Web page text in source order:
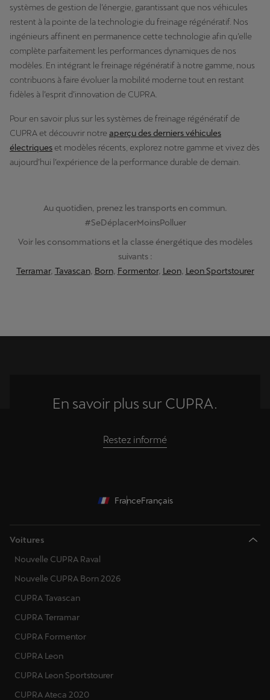
systèmes de gestion de l’énergie, garantissant que nos véhicules
restent à la pointe de la technologie du freinage régénératif. Nos
ingénieurs affinent en permanence cette technologie afin qu’elle
complète parfaitement les performances dynamiques de nos
modèles. En intégrant le freinage régénératif à notre gamme, nous
contribuons à faire évoluer la mobilité moderne tout en restant
fidèles à l’esprit d’innovation de CUPRA.
Pour en savoir plus sur les systèmes de freinage régénératif de
CUPRA et découvrir notre aperçu des derniers véhicules
électriques et modèles récents, explorez notre gamme et vivez dès
aujourd’hui l’expérience de la performance durable de demain.
Au quotidien, prenez les transports en commun.
#SeDéplacerMoinsPolluer
Voir les consommations et la classe énergétique des modèles
suivants :
Terramar, Tavascan, Born, Formentor, Leon, Leon Sportstourer
En savoir plus sur CUPRA.
Restez informé
FranceFrançais
Voitures
Nouvelle CUPRA Raval
Nouvelle CUPRA Born 2026
CUPRA Tavascan
CUPRA Terramar
CUPRA Formentor
CUPRA Leon
CUPRA Leon Sportstourer
CUPRA Ateca 2020